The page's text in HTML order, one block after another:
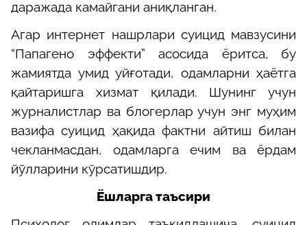
даражада камайгани аниқланган.
Агар интернет нашрлари суицид мавзусини
“Папагено эффекти” асосида ёритса, бу
жамиятда умид уйғотади, одамларни ҳаётга
қайтаришга хизмат қилади. Шунинг учун
журналистлар ва блогерлар учун энг муҳим
вазифа суицид ҳақида фактни айтиш билан
чекланмасдан, одамларга ечим ва ёрдам
йўлларини кўрсатишдир.
Ёшларга таъсири